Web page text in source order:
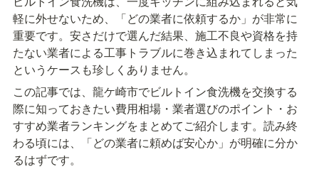
軽に外せないため、「どの業者に依頼するか」が非常に
重要です。安さだけで選んだ結果、施工不良や資格を持
たない業者による工事トラブルに巻き込まれてしまった
というケースも珍しくありません。
この記事では、龍ケ崎市でビルトイン食洗機を交換する
際に知っておきたい費用相場・業者選びのポイント・お
すすめ業者ランキングをまとめてご紹介します。読み終
わる頃には、「どの業者に頼めば安心か」が明確に分か
るはずです。